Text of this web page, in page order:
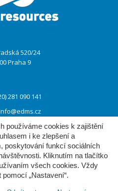
520/24
Praha 9
281 090 141
dms.cz
používáme cookies k zajištění
i ke zlepšení a
poskytování funkcí sociálních
Kliknutím na tlačítko
všech cookies. Vždy
„Nastavení“.